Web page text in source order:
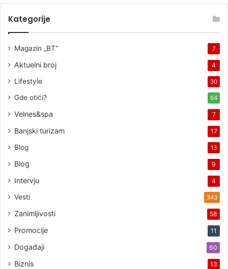
Kategorije
Magazin „BT“ 7
Aktuelni broj 4
Lifestyle 30
Gde otići? 64
Velnes&spa 7
Banjski turizam 17
Blog 13
Blog 9
Intervju 4
Vesti 343
Zanimljivosti 58
Promocije 11
Događaji 60
Biznis 13